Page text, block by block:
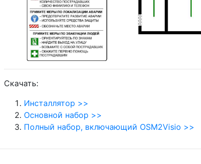
Скачать:
Инсталлятор >>
Основной набор >>
Полный набор, включающий OSM2Visio >>